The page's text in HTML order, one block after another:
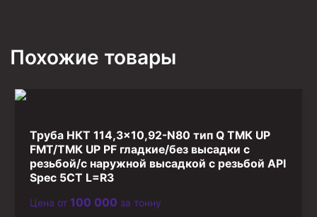
Стропы цепные
Канаты стальные
Похожие товары
Труба НКТ 114,3×10,92-N80 тип Q ТМК UP
FMT/ТМК UP PF гладкие/без высадки с
резьбой/с наружной высадкой с резьбой API
Spec 5CT L=R3
Цена от 100 000 за тонну